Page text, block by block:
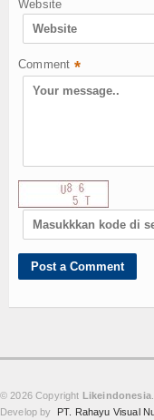
Website
Comment *
© 2026 Copyright Likeindonesia
Develop by PT. Rahayu Visual